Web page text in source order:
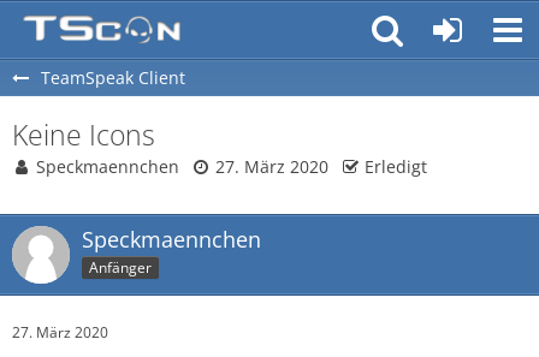
TeamSpeak Client
Keine Icons
Speckmaennchen 27. März 2020 Erledigt
Speckmaennchen
Anfänger
27. März 2020